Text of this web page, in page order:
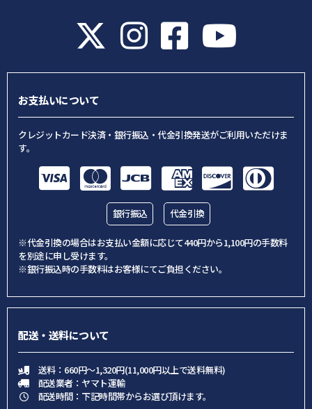
お支払いについて
クレジットカード決済・銀行振込・代金引換発送がご利用いただけま
す。
銀行振込 代金引換
※代金引換の場合はお支払い金額に応じて440円から1,100円の手数料
を別途に申し受けます。
※銀行振込時の手数料はお客様にてご負担ください。
配送・送料について
送料：660円～1,320円(11,000円以上で送料無料)
配送業者：ヤマト運輸
配送時間：下記時間帯からお選び頂けます。